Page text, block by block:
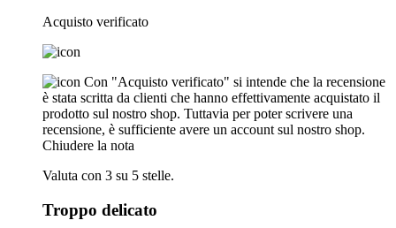
Acquisto verificato
Con "Acquisto verificato" si intende che la recensione
è stata scritta da clienti che hanno effettivamente acquistato il
prodotto sul nostro shop. Tuttavia per poter scrivere una
recensione, è sufficiente avere un account sul nostro shop.
Chiudere la nota
Valuta con 3 su 5 stelle.
Troppo delicato